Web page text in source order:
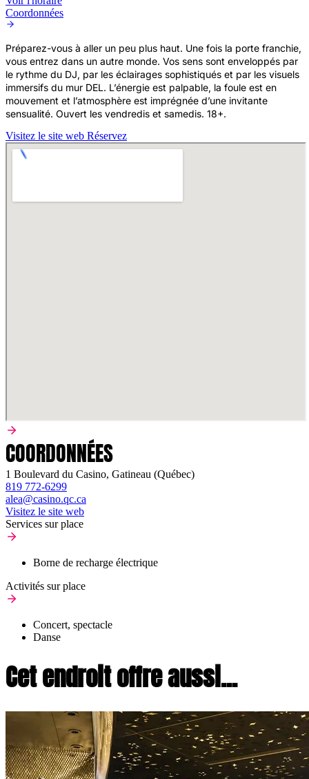
Coordonnées
Préparez-vous à aller un peu plus haut. Une fois la porte franchie,
vous entrez dans un autre monde. Vos sens sont enveloppés par
le rythme du DJ, par les éclairages sophistiqués et par les visuels
immersifs du mur DEL. L’énergie est palpable, la foule est en
mouvement et l’atmosphère est imprégnée d’une invitante
sensualité. Ouvert les vendredis et samedis. 18+.
Visitez le site web Réservez
COORDONNÉES
1 Boulevard du Casino, Gatineau (Québec)
819 772-6299
alea@casino.qc.ca
Visitez le site web
Services sur place
Borne de recharge électrique
Activités sur place
Concert, spectacle
Danse
Cet endroit offre aussi...